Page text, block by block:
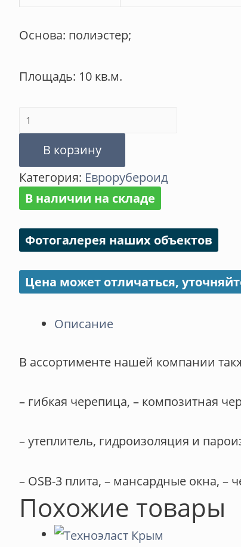
Основа: полиэстер;
Площадь: 10 кв.м.
Количество
товара
Унифлекс
ЭКП
В корзину
Категория: Еврорубероид
В наличии на складе
Фотогалерея наших объектов
Цена может отличаться,
Описание
В ассортименте нашей компании
– гибкая черепица, – композитная
– утеплитель, гидроизоляция и
– OSB-3 плита, – мансардные окна, –
Похожие товары